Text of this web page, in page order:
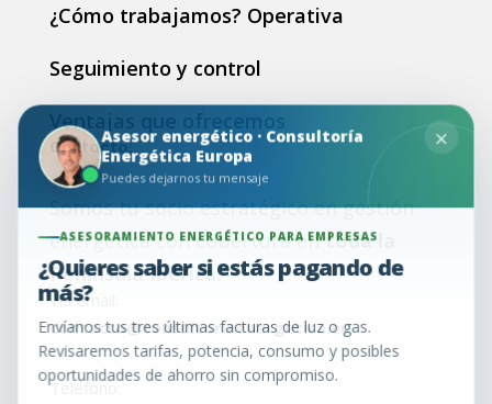
¿Cómo trabajamos? Operativa
Seguimiento y control
Ventajas que ofrecemos
Contacto:
Somos tu socio estratégico en gestión
energética con cobertura entoda la
Península Ibérica.
Vía email:
contacto@consultoriaenergetica.eu
Teléfono:
Asesor energético · Consultoría
Energética Europa
Puedes dejarnos tu mensaje
×
ASESORAMIENTO ENERGÉTICO PARA EMPRESAS
¿Quieres saber si estás pagando de
más?
Envíanos tus tres últimas facturas de luz o gas.
Revisaremos tarifas, potencia, consumo y posibles
oportunidades de ahorro sin compromiso.